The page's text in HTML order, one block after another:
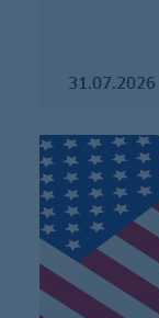
31.07.2026